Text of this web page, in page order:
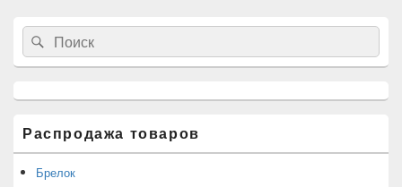
Область
основной
боковой
панели
Search
for:
Search
Распродажа товаров
Брелок